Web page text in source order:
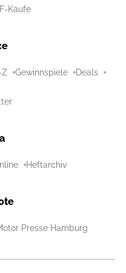
Käufe
Z Gewinnspiele Deals
Heftarchiv
Presse Hamburg